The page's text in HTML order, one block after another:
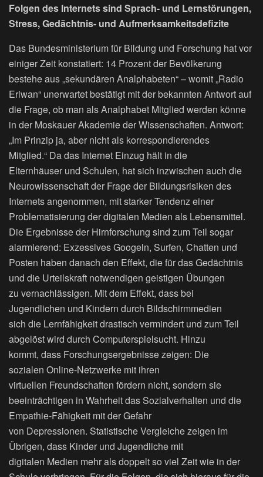
Folgen des Internets sind Sprach- und Lernstörungen,
Stress, Gedächtnis- und Aufmerksamkeitsdefizite
Das Bundesministerium für Bildung und Forschung hat vor
einiger Zeit konstatiert: 14 Prozent der Bevölkerung
bestehe aus „sekundären Analphabeten“ – womit „Radio
Eriwan“ unerwartet bestätigt mit der bekannten Antwort auf
die Frage, ob man als Analphabet Mitglied werden könne
in der Moskauer Akademie der Wissenschaften. Antwort:
„Im Prinzip ja, aber nicht als korrespondierendes
Mitglied.“ Da das Internet Einzug hält in die
Elternhäuser und Schulen, hat sich inzwischen auch die
Neurowissenschaft der Frage der Bildungsrisiken des
Internets angenommen, mit starker Tendenz einer
Problematisierung der digitalen Medien als Lebensmittel.
Die Ergebnisse der Hirnforschung sind zum Teil sogar
alarmierend: Exzessives Googeln, Surfen, Chatten und
Posten haben danach den Effekt, die für das Gedächtnis
und die Urteilskraft notwendigen geistigen Übungen
zu vernachlässigen. Mit dem Effekt, dass bei
Jugendlichen und Kindern durch Bildschirmmedien
sich die Lernfähigkeit drastisch vermindert und zum Teil
abgelöst wird durch Computerspielsucht. Hinzu
kommt, dass Forschungsergebnisse zeigen: Die
sozialen Online-Netzwerke mit ihren
virtuellen Freundschaften fördern nicht, sondern sie
beeinträchtigen in Wahrheit das Sozialverhalten und die
Empathie-Fähigkeit mit der Gefahr
von Depressionen. Statistische Vergleiche zeigen im
Übrigen, dass Kinder und Jugendliche mit
digitalen Medien mehr als doppelt so viel Zeit wie in der